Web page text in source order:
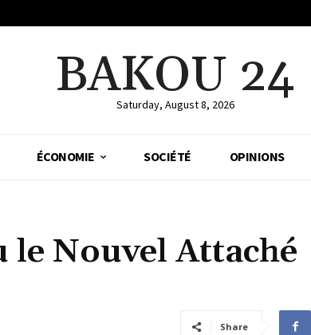
BAKOU 24
Saturday, August 8, 2026
ÉCONOMIE SOCIÉTÉ OPINIONS
le Nouvel Attaché
Share